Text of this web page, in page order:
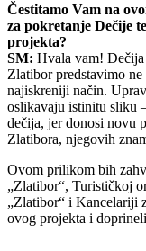
Čestitamo Vam na
za pokretanje Dečije
projekta?
SM: Hvala vam! Dečija
Zlatibor predstavimo
najiskreniji način.
oslikavaju istinitu sliku
dečija, jer donosi novu
Zlatibora, njegovih
Ovom prilikom bih
„Zlatibor“, Turističkoj
„Zlatibor“ i Kancelariji
ovog projekta i